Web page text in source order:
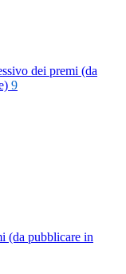
dei premi (da
9
(da pubblicare in